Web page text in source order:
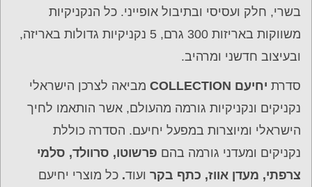
בשרי, חלק ועסיסי ובתיבול אופייני. כל הנקניקיות
משווקות באריזות 300 גרם, 5 נקניקיות גדולות באריזה,
ובעיצוב חדשני ומרהיב.
סדרת יחיעם COLLECTION מביאה לצרכן הישראלי
נקניקים ונקניקיות גורמה מהעולם, אשר הותאמו לחיך
הישראלי ומיוצרות במפעל יחיעם. הסדרה כוללת
נקניקים ומעדני גורמה בהם פרשוטו, סרוולד, סלמי
צרפתי, מעדן אווז, כתף בקר ועוד. כל מוצרי יחיעם